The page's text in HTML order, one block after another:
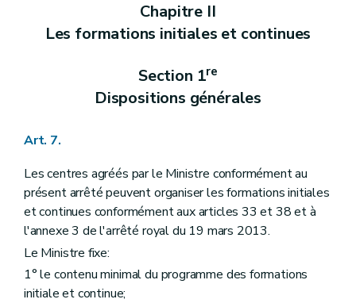
Chapitre II
Les formations initiales et continues
Section 1re
Dispositions générales
Art. 7.
Les centres agréés par le Ministre conformément au
présent arrêté peuvent organiser les formations initiales
et continues conformément aux articles 33 et 38 et à
l'annexe 3 de l'arrêté royal du 19 mars 2013.
Le Ministre fixe:
1° le contenu minimal du programme des formations
initiale et continue;